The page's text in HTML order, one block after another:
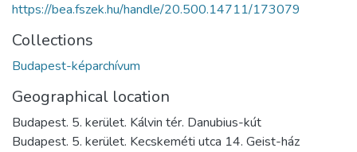
https://bea.fszek.hu/handle/20.500.14711/173079
Collections
Budapest-képarchívum
Geographical location
Budapest. 5. kerület. Kálvin tér. Danubius-kút
Budapest. 5. kerület. Kecskeméti utca 14. Geist-ház